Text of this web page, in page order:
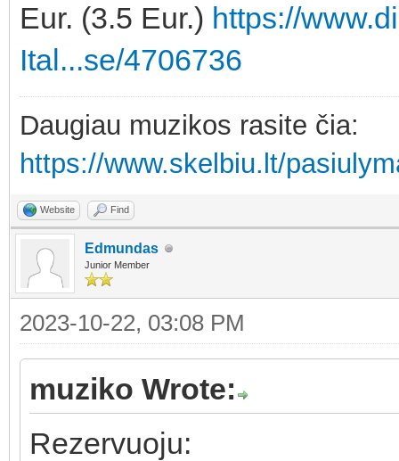
Eur. (3.5 Eur.) https://
Ital...se/4706736
Daugiau muzikos rasite čia:
https://www.skelbiu.lt/
Website Find
Edmundas
Junior Member
2023-10-22, 03:08 PM
muziko Wrote:
Rezervuoju: